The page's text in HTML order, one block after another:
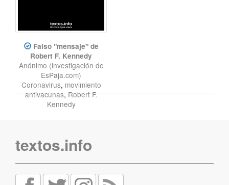
Falso "mensaje" de
Robert F. Kennedy
Anónimo (investigación de
EsPaja.com)
Coronavirus, movimiento
antivacunas,Robert F.
Kennedy
textos.info